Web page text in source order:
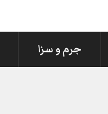
جرم و سزا